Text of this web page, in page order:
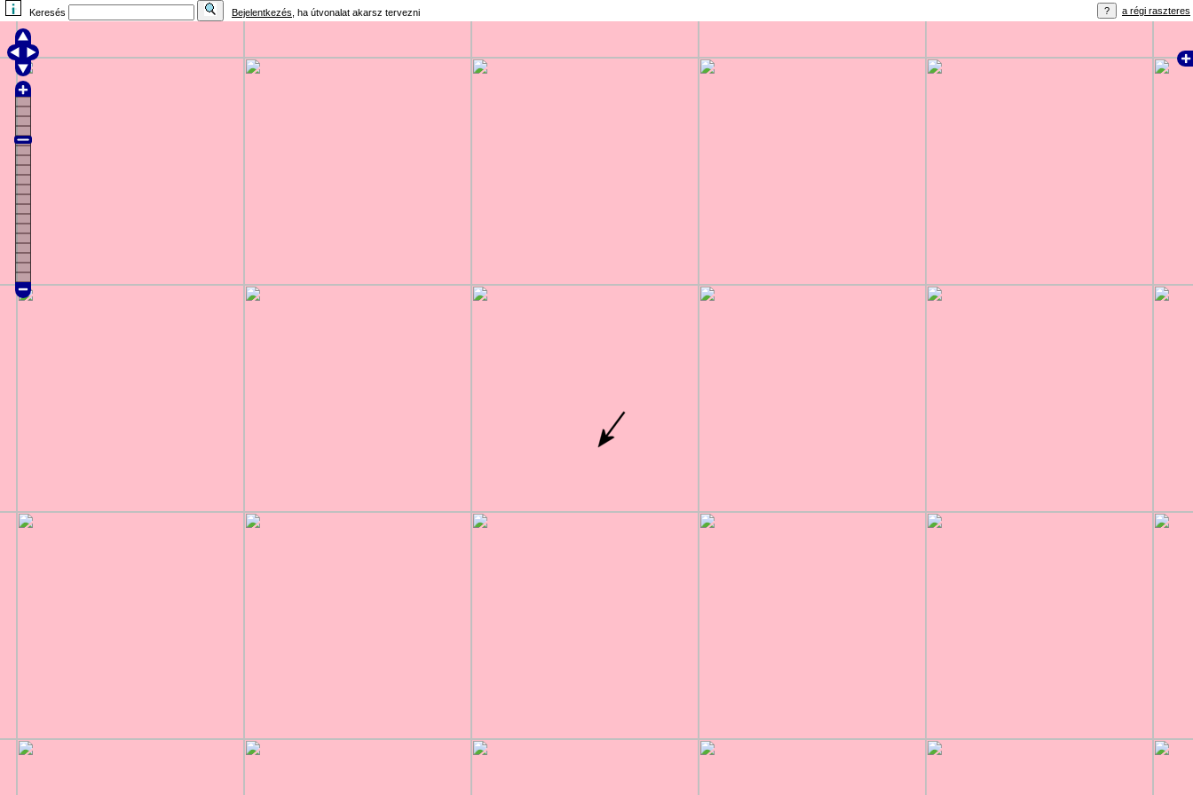
Keresés Bejelentkezés , ha útvonalat akarsz tervezni a régi raszteres